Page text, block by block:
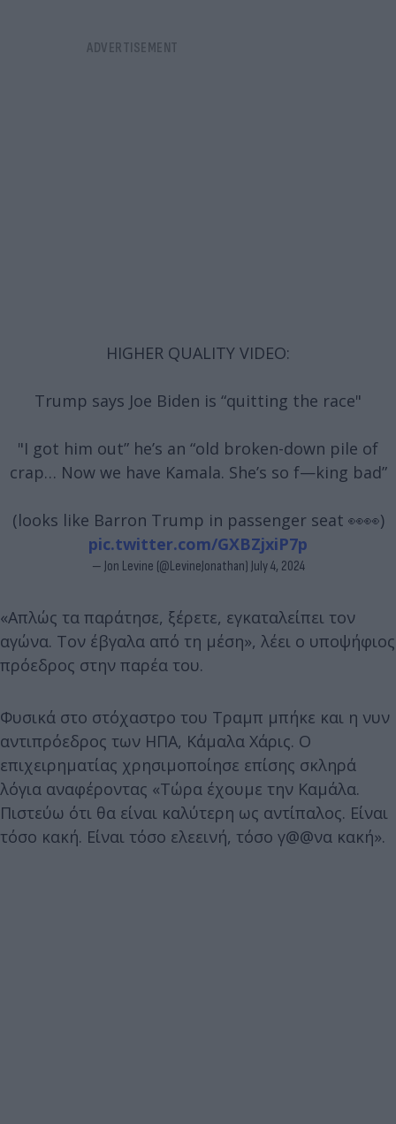
HIGHER QUALITY VIDEO:
Trump says Joe Biden is “quitting the race"
"I got him out” he’s an “old broken-down pile of
crap… Now we have Kamala. She’s so f—king bad”
(looks like Barron Trump in passenger seat 👀👀)
pic.twitter.com/GXBZjxiP7p
— Jon Levine (@LevineJonathan) July 4, 2024
«Απλώς τα παράτησε, ξέρετε, εγκαταλείπει τον
αγώνα. Τον έβγαλα από τη μέση», λέει ο υποψήφιος
πρόεδρος στην παρέα του.
Φυσικά στο στόχαστρο του Τραμπ μπήκε και η νυν
αντιπρόεδρος των ΗΠΑ, Κάμαλα Χάρις. Ο
επιχειρηματίας χρησιμοποίησε επίσης σκληρά
λόγια αναφέροντας «Τώρα έχουμε την Καμάλα.
Πιστεύω ότι θα είναι καλύτερη ως αντίπαλος. Είναι
τόσο κακή. Είναι τόσο ελεεινή, τόσο γ@@να κακή».